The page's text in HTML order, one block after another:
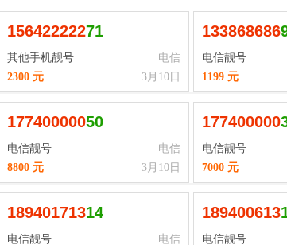
15642222271
其他手机靓号
电信
3月10日
2300 元
133868686
电信靓号
1199 元
17740000050
电信靓号
电信
3月10日
8800 元
177400000
电信靓号
7000 元
18940171314
电信靓号 电信
189400613
电信靓号